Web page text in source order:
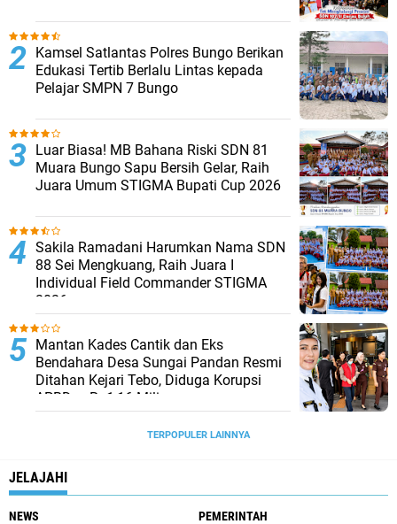
Kamsel Satlantas Polres Bungo Berikan
Edukasi Tertib Berlalu Lintas kepada
Pelajar SMPN 7 Bungo
Luar Biasa! MB Bahana Riski SDN 81
Muara Bungo Sapu Bersih Gelar, Raih
Juara Umum STIGMA Bupati Cup 2026
Sakila Ramadani Harumkan Nama SDN
88 Sei Mengkuang, Raih Juara I
Individual Field Commander STIGMA
2026
Mantan Kades Cantik dan Eks
Bendahara Desa Sungai Pandan Resmi
Ditahan Kejari Tebo, Diduga Korupsi
APBDes Rp1,16 Miliar
TERPOPULER LAINNYA
JELAJAHI
NEWS PEMERINTAH